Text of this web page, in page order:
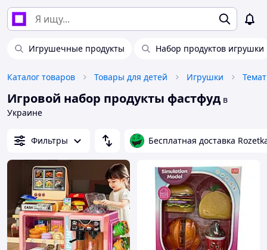
Игрушечные продукты Набор продуктов игрушки
Каталог товаров Товары для детей Игрушки
Игровой набор продукты фастфуд в
Украине
Фильтры Бесплатная доставка